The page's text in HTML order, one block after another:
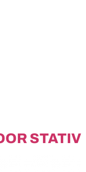
STATIV